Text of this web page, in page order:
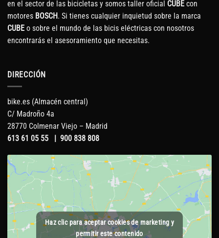
en el sector de las bicicletas y somos taller oficial CUBE con
motores BOSCH. Si tienes cualquier inquietud sobre la marca
CUBE o sobre el mundo de las bicis eléctricas con nosotros
encontrarás el asesoramiento que necesitas.
DIRECCIÓN
bike.es (Almacén central)
C/ Madroño 4a
28770 Colmenar Viejo – Madrid
613 61 05 55 | 900 838 808
Haz clic para aceptar cookies de marketing y
permitir este contenido